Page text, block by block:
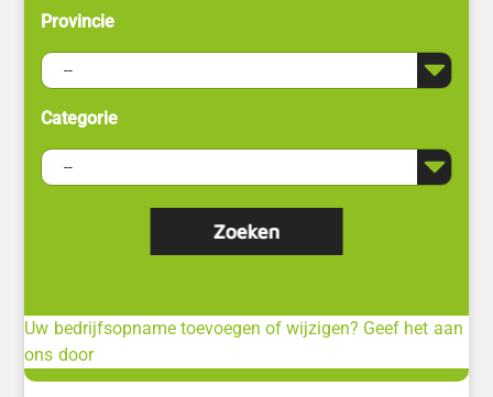
Provincie
Categorie
Uw bedrijfsopname toevoegen of wijzigen? Geef het aan
ons door